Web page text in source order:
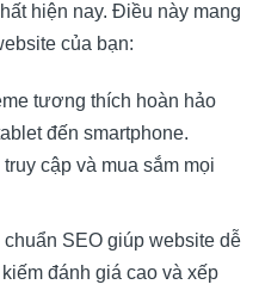
hiện nay. Điều này mang
của bạn:
tương thích hoàn hảo
đến smartphone.
cập và mua sắm mọi
chuẩn SEO giúp website dễ
đánh giá cao và xếp